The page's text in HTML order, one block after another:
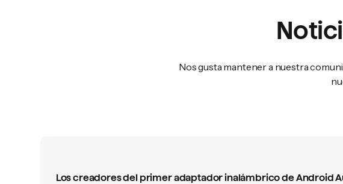
Nos gusta mantener a nuestra
Los creadores del primer adaptador inalámbrico de Android